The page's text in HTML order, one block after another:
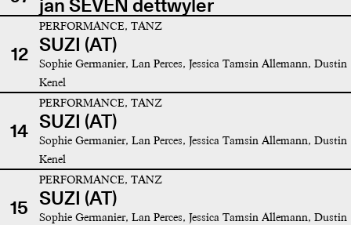
jan SEVEN dettwyler
12
PERFORMANCE, TANZ
SUZI (AT)
Sophie Germanier, Lan Perces, Jessica Tamsin Allemann, Dustin
Kenel
14
PERFORMANCE, TANZ
SUZI (AT)
Sophie Germanier, Lan Perces, Jessica Tamsin Allemann, Dustin
Kenel
15
PERFORMANCE, TANZ
SUZI (AT)
Sophie Germanier, Lan Perces, Jessica Tamsin Allemann, Dustin